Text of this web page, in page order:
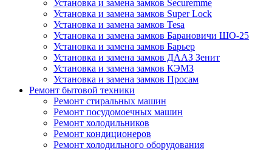
Установка и замена замков Securemme
Установка и замена замков Super Lock
Установка и замена замков Tesa
Установка и замена замков Барановичи ШО-25
Установка и замена замков Барьер
Установка и замена замков ДААЗ Зенит
Установка и замена замков КЭМЗ
Установка и замена замков Просам
Ремонт бытовой техники
Ремонт стиральных машин
Ремонт посудомоечных машин
Ремонт холодильников
Ремонт кондиционеров
Ремонт холодильного оборудования